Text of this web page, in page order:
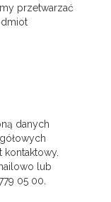
przetwarzać
danych
lub
05 00.